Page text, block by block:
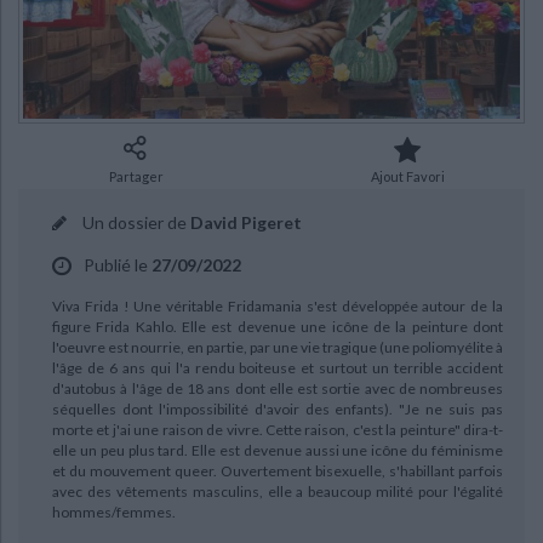
CHARGEMENT...
Bibliothèque de la Pléiade Critique et histoire littéraire
Classiques scolaires Littérature ancienne et médiévale
Littérature de voyage Audio - Livres lus
Littérature en version originale Humour
Ecologie - Environnement Religions - Spiritualités
Histoire de France Biographies historiques
Histoire - Généralités Histoire des pays
Histoire ancienne Géographie
Culture scientifique
Danse
Partager Ajout Favori
Un dossier de David Pigeret
Publié le 27/09/2022
Viva Frida ! Une véritable Fridamania s'est développée autour de la
figure Frida Kahlo. Elle est devenue une icône de la peinture dont
l'oeuvre est nourrie, en partie, par une vie tragique (une poliomyélite à
l'âge de 6 ans qui l'a rendu boiteuse et surtout un terrible accident
d'autobus à l'âge de 18 ans dont elle est sortie avec de nombreuses
séquelles dont l'impossibilité d'avoir des enfants). "Je ne suis pas
morte et j'ai une raison de vivre. Cette raison, c'est la peinture" dira-t-
elle un peu plus tard. Elle est devenue aussi une icône du féminisme
et du mouvement queer. Ouvertement bisexuelle, s'habillant parfois
avec des vêtements masculins, elle a beaucoup milité pour l'égalité
hommes/femmes.